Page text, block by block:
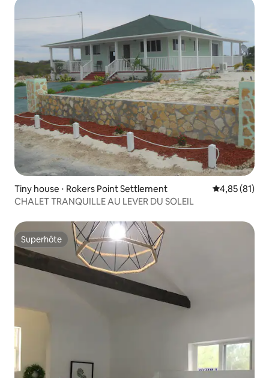
Tiny house ⋅ Rokers Point Settlement Évaluation
4,85 (81)
CHALET TRANQUILLE AU LEVER DU SOLEIL
Superhôte
Superhôte